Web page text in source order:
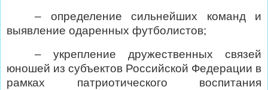
– определение сильнейших команд и
выявление одаренных футболистов;
– укрепление дружественных связей
юношей из субъектов Российской Федерации в
рамках патриотического воспитания